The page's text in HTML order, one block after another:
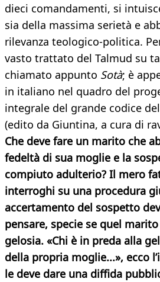
dieci comandamenti, si
sia della massima serietà e
rilevanza teologico-politica.
vasto trattato del Talmud su
chiamato appunto Sotà; è
in italiano nel quadro del
integrale del grande codice
(edito da Giuntina, a cura di
Che deve fare un marito che
fedeltà di sua moglie e la
compiuto adulterio? Il mero
interroghi su una procedura
accertamento del sospetto
pensare, specie se quel
gelosia. «Chi è in preda alla
della propria moglie...», ecco
le deve dare una diffida